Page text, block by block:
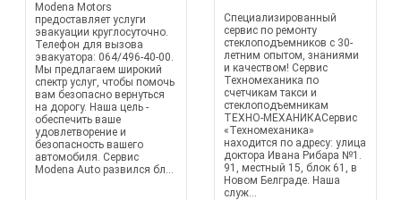
Modena Motors
предоставляет услуги
эвакуации круглосуточно.
Телефон для вызова
эвакуатора: 064/496-40-00.
Мы предлагаем широкий
спектр услуг, чтобы помочь
вам безопасно вернуться
на дорогу. Наша цель -
обеспечить ваше
удовлетворение и
безопасность вашего
автомобиля. Сервис
Modena Auto развился бл...
Специализированный
сервис по ремонту
стеклоподъемников с 30-
летним опытом, знаниями
и качеством! Сервис
Техномеханика по
счетчикам такси и
стеклоподъемникам
ТЕХНО-МЕХАНИКАСервис
«Техномеханика»
находится по адресу: улица
доктора Ивана Рибара №1.
91, местный 15, блок 61, в
Новом Белграде. Наша
служ...